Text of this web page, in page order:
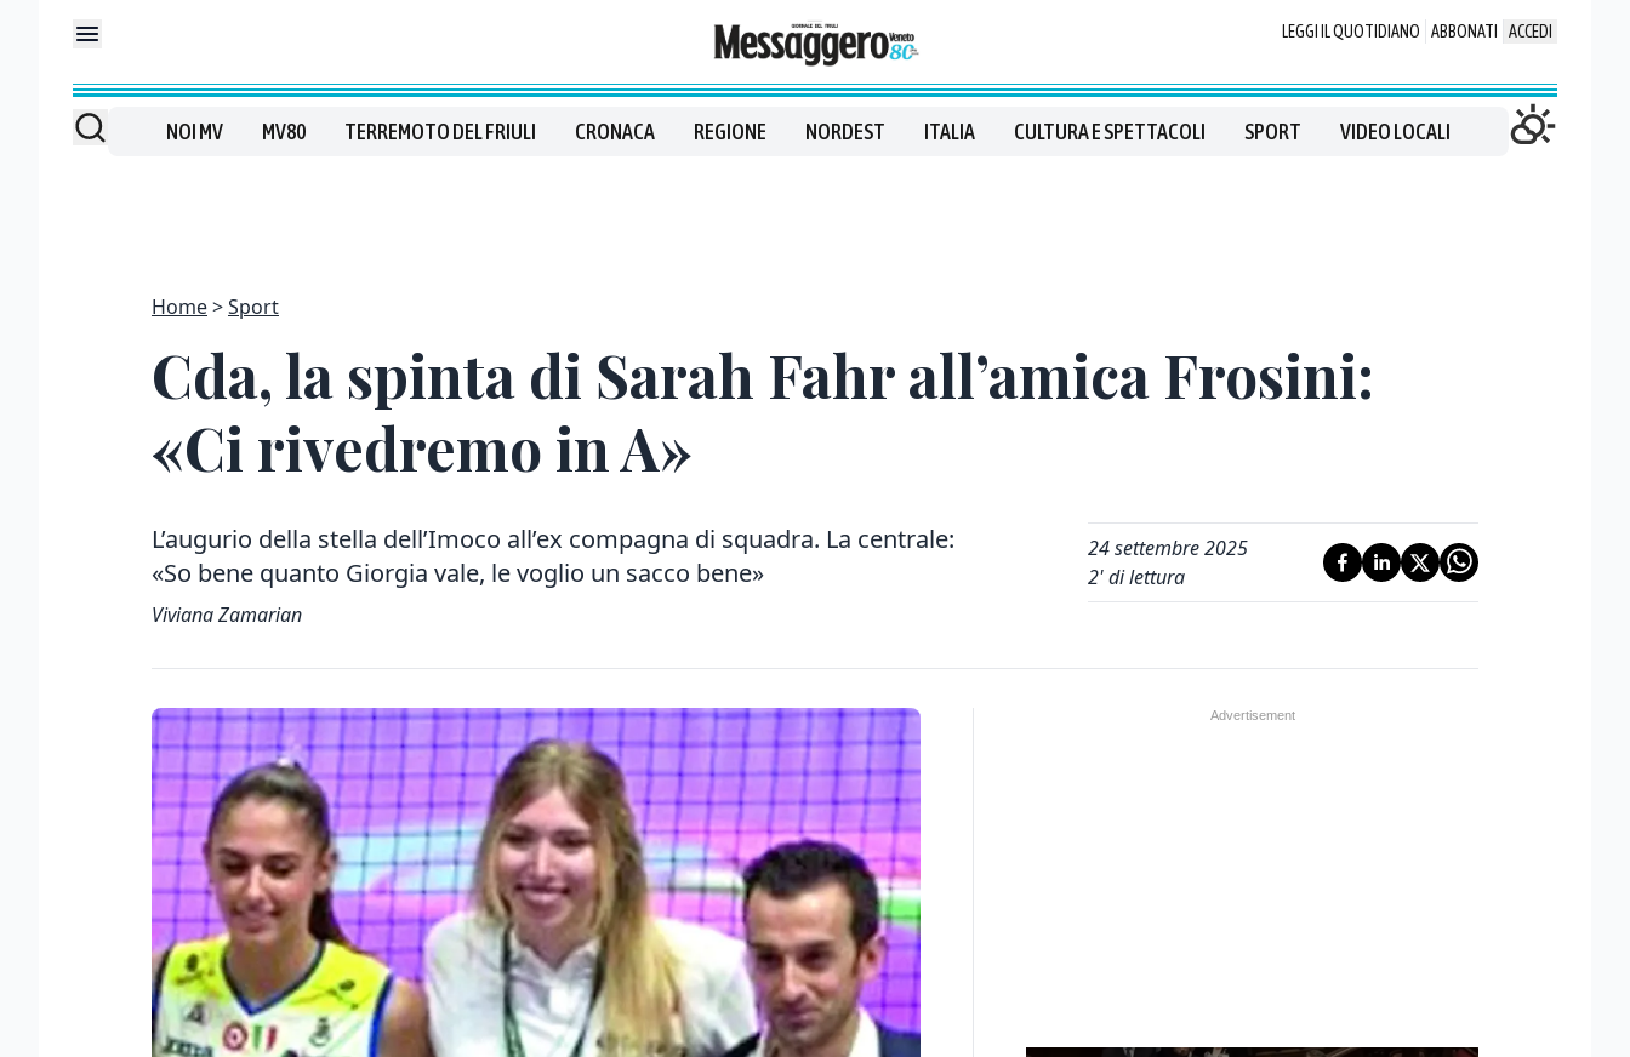
LEGGI IL QUOTIDIANO ABBONATI ACCEDI
NOI MV MV80 TERREMOTO DEL FRIULI CRONACA REGIONE NORDEST ITALIA CULTURA E SPETTACOLI SPORT VIDEO LOCALI
Home Sport
Cda, la spinta di Sarah Fahr all’amica Frosini:
«Ci rivedremo in A»
L’augurio della stella dell’Imoco all’ex compagna di squadra. La centrale:
«So bene quanto Giorgia vale, le voglio un sacco bene»
Viviana Zamarian
24 settembre 2025
2' di lettura